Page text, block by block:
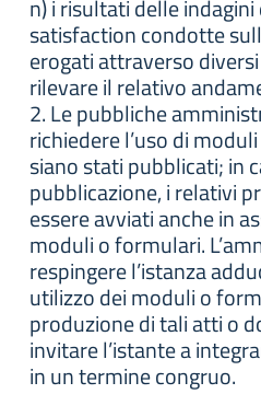
n) i risultati delle
satisfaction condotte
erogati attraverso
rilevare il relativo
2. Le pubbliche
richiedere l’uso di
siano stati pubblicati; in
pubblicazione, i relativi
essere avviati anche in
moduli o formulari.
respingere l’istanza
utilizzo dei moduli o
produzione di tali atti o
invitare l’istante a
in un termine congruo.